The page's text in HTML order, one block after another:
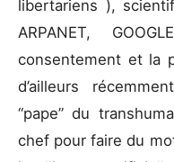
libertariens ),
ARPANET,
consentement et la
d’ailleurs
“pape” du
chef pour faire du